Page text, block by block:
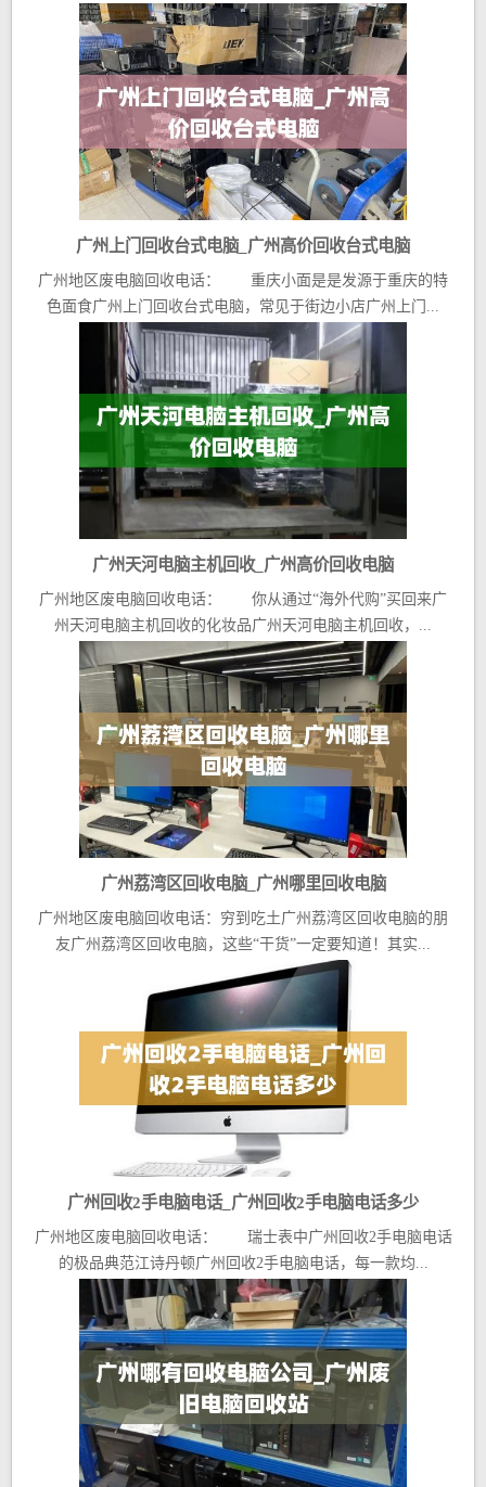
广州上门回收台式电脑_广州高价回收台式电脑
广州地区废电脑回收电话： 重庆小面是是发源于重庆的特
色面食广州上门回收台式电脑，常见于街边小店广州上门...
广州天河电脑主机回收_广州高价回收电脑
广州地区废电脑回收电话： 你从通过“海外代购”买回来广
州天河电脑主机回收的化妆品广州天河电脑主机回收，...
广州荔湾区回收电脑_广州哪里回收电脑
广州地区废电脑回收电话：穷到吃土广州荔湾区回收电脑的朋
友广州荔湾区回收电脑，这些“干货”一定要知道！其实...
广州回收2手电脑电话_广州回收2手电脑电话多少
广州地区废电脑回收电话： 瑞士表中广州回收2手电脑电话
的极品典范江诗丹顿广州回收2手电脑电话，每一款均...